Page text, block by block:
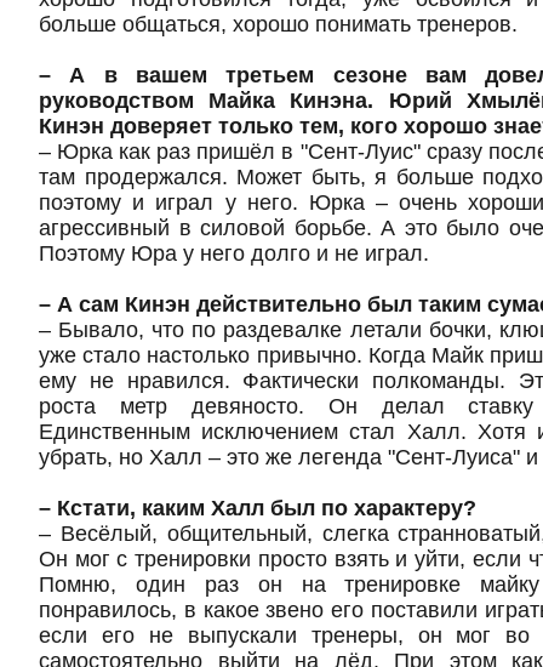
больше общаться, хорошо понимать тренеров.
– А в вашем третьем сезоне вам
руководством Майка Кинэна. Юрий
Кинэн доверяет только тем, кого хорошо
– Юрка как раз пришёл в "Сент-Луис" сразу
там продержался. Может быть, я больше
поэтому и играл у него. Юрка – очень
агрессивный в силовой борьбе. А это было
Поэтому Юра у него долго и не играл.
– А сам Кинэн действительно был таким
– Бывало, что по раздевалке летали бочки,
уже стало настолько привычно. Когда Майк
ему не нравился. Фактически полкоманды.
роста метр девяносто. Он делал
Единственным исключением стал Халл. Хотя
убрать, но Халл – это же легенда "Сент-Луиса" и
– Кстати, каким Халл был по характеру?
– Весёлый, общительный, слегка
Он мог с тренировки просто взять и уйти, если
Помню, один раз он на тренировке
понравилось, в какое звено его поставили
если его не выпускали тренеры, он мог во
самостоятельно выйти на лёд. При этом